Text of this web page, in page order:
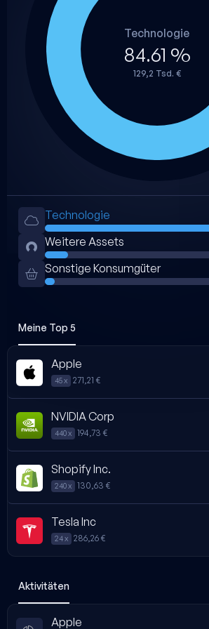
Technologie
84.61 %
129,2 Tsd. €
Technologie
Weitere Assets
Sonstige Konsumgüter
Meine Top 5
Apple
45 x 271,21 €
NVIDIA Corp
440 x 194,73 €
Shopify Inc.
240 x 130,63 €
Tesla Inc
24 x 286,26 €
Aktivitäten
Apple